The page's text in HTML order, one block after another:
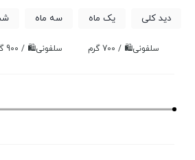
دید کلی یک ماه سه ماه
سلفونی🛍️ / 900 گرم سلفونی🛍️ / 700 گرم